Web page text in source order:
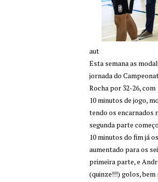
aut
Esta semana as
jornada do
Rocha por 32-26,
10 minutos de jogo,
tendo os encarnados
segunda parte
10 minutos do fim já
aumentado para os
primeira parte, e
(quinze!!!) golos, bem